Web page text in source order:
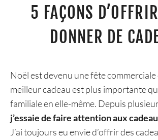
5 FAÇONS
DONNER DE
Noël est devenu une fête
meilleur cadeau est plus importante
familiale en elle-même. Depuis
j’essaie de faire attention aux
J’ai toujours eu envie d’offrir des